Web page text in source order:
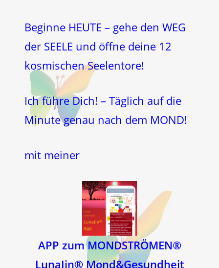
Beginne HEUTE – gehe den WEG
der SEELE und öffne deine 12
kosmischen Seelentore!
Ich führe Dich! – Täglich auf die
Minute genau nach dem MOND!
mit meiner
APP zum MONDSTRÖMEN®
LunaJin® Mond&Gesundheit